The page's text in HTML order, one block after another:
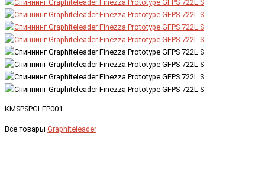
KMSPSPGLFP001
Все товары Graphiteleader